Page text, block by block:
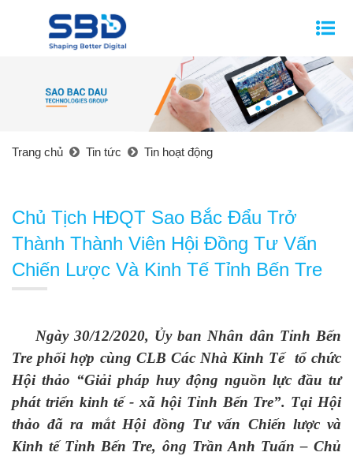
Trang chủ Tin tức Tin hoạt động
Chủ Tịch HĐQT Sao Bắc Đẩu Trở
Thành Thành Viên Hội Đồng Tư Vấn
Chiến Lược Và Kinh Tế Tỉnh Bến Tre
Ngày 30/12/2020, Ủy ban Nhân dân Tỉnh Bến
Tre phối hợp cùng CLB Các Nhà Kinh Tế tổ chức
Hội thảo “Giải pháp huy động nguồn lực đầu tư
phát triển kinh tế - xã hội Tỉnh Bến Tre”. Tại Hội
thảo đã ra mắt Hội đồng Tư vấn Chiến lược và
Kinh tế Tỉnh Bến Tre, ông Trần Anh Tuấn – Chủ